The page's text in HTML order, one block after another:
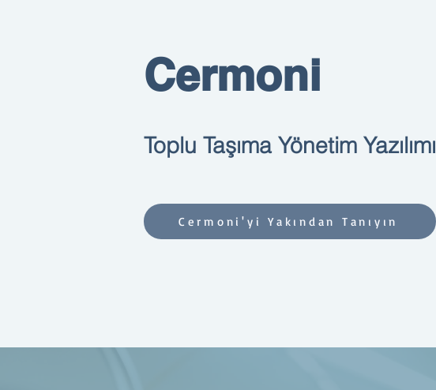
Cermoni
Toplu Taşıma Yönetim Yazılımı
Cermoni'yi Yakından Tanıyın